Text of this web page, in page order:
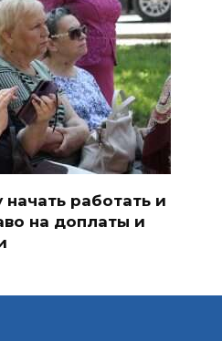
работать и
на доплаты и